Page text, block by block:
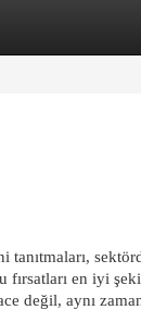
tanıtmaları,
fırsatları en iyi
değil, aynı